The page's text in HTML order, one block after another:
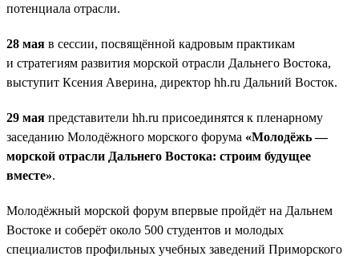
потенциала отрасли.
28 мая в сессии, посвящённой кадровым практикам
и стратегиям развития морской отрасли Дальнего Востока,
выступит Ксения Аверина, директор hh.ru Дальний Восток.
29 мая представители hh.ru присоединятся к пленарному
заседанию Молодёжного морского форума «Молодёжь —
морской отрасли Дальнего Востока: строим будущее
вместе».
Молодёжный морской форум впервые пройдёт на Дальнем
Востоке и соберёт около 500 студентов и молодых
специалистов профильных учебных заведений Приморского